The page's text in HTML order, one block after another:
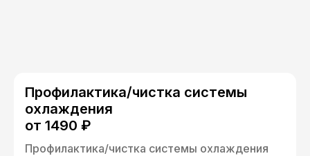
Профилактика/чистка системы
охлаждения
от 1490 ₽
Профилактика/чистка системы охлаждения